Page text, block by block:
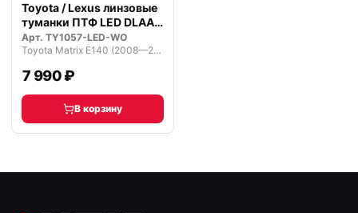
Toyota / Lexus линзовые
туманки ПТФ LED DLAA
Prem…
Арт. TY1057-LED-WO
Toyota Matrix E140 (2008—2014)
7 990 ₽
В корзину